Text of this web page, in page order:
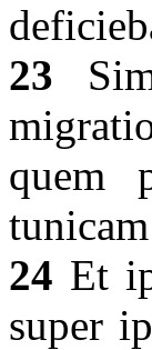
23
quem
24 Et
super